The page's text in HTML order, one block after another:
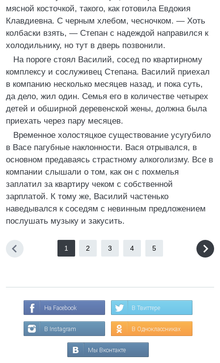
мясной косточкой, такого, как готовила Евдокия
Клавдиевна. С черным хлебом, чесночком. — Хоть
колбаски взять, — Степан с надеждой направился к
холодильнику, но тут в дверь позвонили.
На пороге стоял Василий, сосед по квартирному
комплексу и сослуживец Степана. Василий приехал
в компанию несколько месяцев назад, и пока суть,
да дело, жил один. Семья его в количестве четырех
детей и обширной деревенской жены, должна была
приехать через пару месяцев.
Временное холостяцкое существование усугубило
в Васе пагубные наклонности. Вася отрывался, в
основном предаваясь страстному алкоголизму. Все в
компании слышали о том, как он с похмелья
заплатил за квартиру чеком с собственной
зарплатой. К тому же, Василий частенько
наведывался к соседям с невинным предложением
послушать музыку и закусить.
1 2 3 4 5
На Facebook В Твиттере
В Instagram В Одноклассниках
Мы Вконтакте